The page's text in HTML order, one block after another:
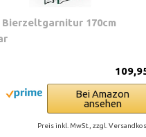
Bierzeltgarnitur 170cm
Bei Amazon
ansehen
Preis inkl. MwSt., zzgl.